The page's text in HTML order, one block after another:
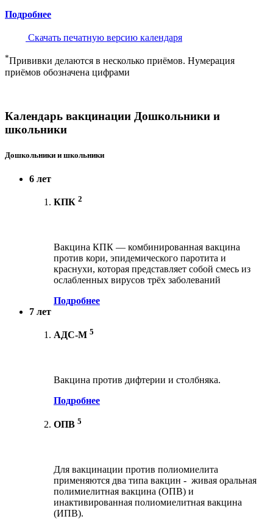
Подробнее
Скачать печатную версию календаря
*Прививки делаются в несколько приёмов. Нумерация
приёмов обозначена цифрами
Календарь вакцинации Дошкольники и
школьники
Дошкольники и школьники
6 лет
КПК 2
Вакцина КПК — комбинированная вакцина
против кори, эпидемического паротита и
краснухи, которая представляет собой смесь из
ослабленных вирусов трёх заболеваний
Подробнее
7 лет
АДС-М 5
Вакцина против дифтерии и столбняка.
Подробнее
ОПВ 5
Для вакцинации против полиомиелита
применяются два типа вакцин - живая оральная
полимиелитная вакцина (ОПВ) и
инактивированная полиомиелитная вакцина
(ИПВ).